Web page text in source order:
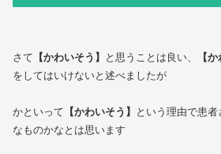
さて 【かわいそう】 と思うことは良い、 【
をしてはいけないと述べましたが
かといって 【かわいそう】 という理由で患
なものかなとは思います